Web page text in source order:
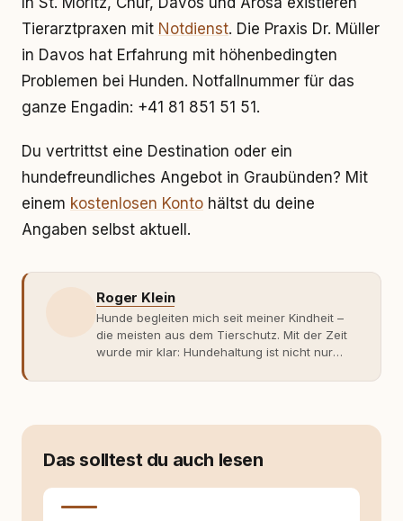
Tierarztpraxen mit Notdienst. Die Praxis Dr. Müller
in Davos hat Erfahrung mit höhenbedingten
Problemen bei Hunden. Notfallnummer für das
ganze Engadin: +41 81 851 51 51.
Du vertrittst eine Destination oder ein
hundefreundliches Angebot in Graubünden? Mit
einem kostenlosen Konto hältst du deine
Angaben selbst aktuell.
Roger Klein
Hunde begleiten mich seit meiner Kindheit –
die meisten aus dem Tierschutz. Mit der Zeit
wurde mir klar: Hundehaltung ist nicht nur
Fachwissen. Der Wendepunkt kam mit meinem
moderner Hundeerziehung
entsteht echte Bindung dort, wo Verständnis
Wissen ersetzt – nicht umgekehrt. Aus dieser
Das solltest du auch lesen